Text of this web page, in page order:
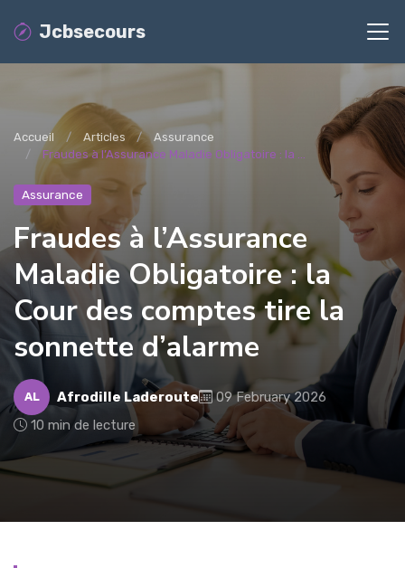
Jcbsecours
Accueil Articles
Assurance
Fraudes à l’Assurance Maladie Obligatoire : la ...
Assurance
Fraudes à l’Assurance
Maladie Obligatoire : la
Cour des comptes tire la
sonnette d’alarme
AL Afrodille Laderoute
09 February 2026
10 min de lecture